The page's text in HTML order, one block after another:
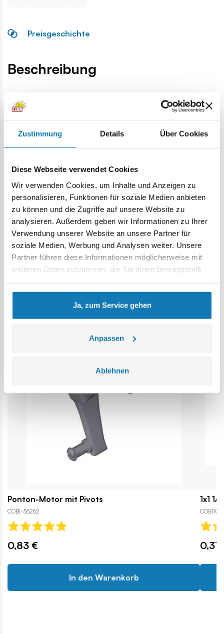
Zustimmung Details Über Cookies
Diese Webseite verwendet Cookies
Wir verwenden Cookies, um Inhalte und Anzeigen zu
personalisieren, Funktionen für soziale Medien anbieten
zu können und die Zugriffe auf unsere Website zu
analysieren. Außerdem geben wir Informationen zu Ihrer
Verwendung unserer Website an unsere Partner für
soziale Medien, Werbung und Analysen weiter. Unsere
Partner führen diese Informationen möglicherweise mit
weiteren Daten zusammen, die Sie ihnen bereitgestellt
gesammelt haben.
Ja, zum Service gehen
Anpassen
Ablehnen
Preisgeschichte
Beschreibung
Lokalizacja produktu:
Achtung: Nicht für Kinder unter 36 Monaten geeignet.
Erstickungsgefahr. Kleine Teile könnten verschluckt
werden. Wir empfehlen, die Verpackung als Referenz
aufzubewahren. Modell und Farben können leicht von der
Abbildung abweichen.
Kategorie Bestseller
Ponton-Motor mit Pivots
COBI-56262
0,83 €
In den Warenkorb
1x1
0,31